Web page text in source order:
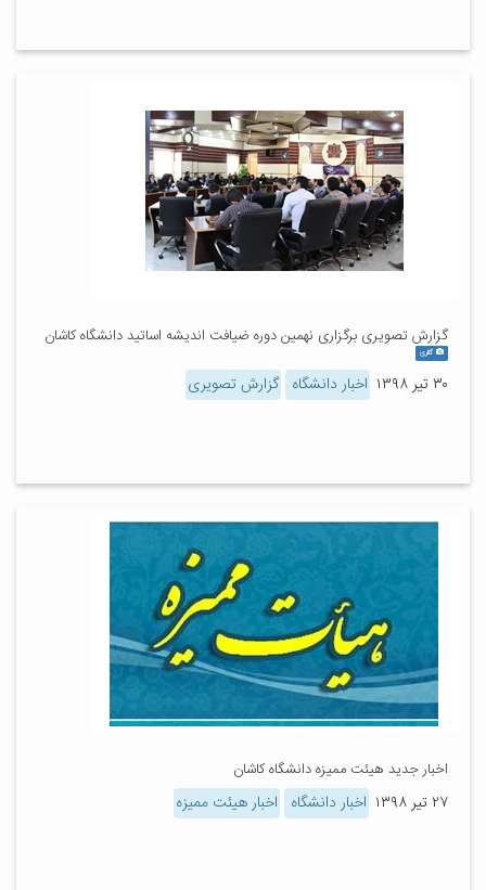
گزارش تصویری برگزاری نهمین دوره ضیافت اندیشه اساتید دانشگاه کاشان
گالری
۳۰ تیر ۱۳۹۸ اخبار دانشگاه گزارش تصویری
اخبار جدید هیئت ممیزه دانشگاه کاشان
۲۷ تیر ۱۳۹۸ اخبار دانشگاه اخبار هیئت ممیزه